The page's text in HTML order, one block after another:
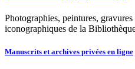
Photographies, peintures,
iconographiques de la
Manuscrits et archives privées en ligne